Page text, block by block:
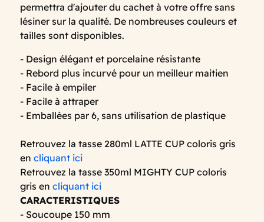
permettra d'ajouter du cachet à votre offre sans
lésiner sur la qualité. De nombreuses couleurs et
tailles sont disponibles.
- Design élégant et porcelaine résistante
- Rebord plus incurvé pour un meilleur maitien
- Facile à empiler
- Facile à attraper
- Emballées par 6, sans utilisation de plastique
Retrouvez la tasse 280ml LATTE CUP coloris gris
en cliquant ici
Retrouvez la tasse 350ml MIGHTY CUP coloris
gris en cliquant ici
CARACTERISTIQUES
- Soucoupe 150 mm